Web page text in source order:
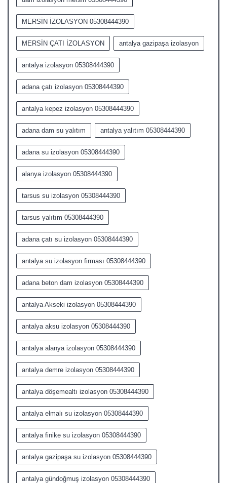
MERSİN İZOLASYON 05308444390
MERSİN ÇATI İZOLASYON antalya gazipaşa izolasyon
antalya izolasyon 05308444390
adana çatı izolasyon 05308444390
antalya kepez izolasyon 05308444390
adana dam su yalıtım antalya yalıtım 05308444390
adana su izolasyon 05308444390
alanya izolasyon 05308444390
tarsus su izolasyon 05308444390
tarsus yalıtım 05308444390
adana çatı su izolasyon 05308444390
antalya su izolasyon firması 05308444390
adana beton dam izolasyon 05308444390
antalya Akseki izolasyon 05308444390
antalya aksu izolasyon 05308444390
antalya alanya izolasyon 05308444390
antalya demre izolasyon 05308444390
antalya döşemealtı izolasyon 05308444390
antalya elmalı su izolasyon 05308444390
antalya finike su izolasyon 05308444390
antalya gazipaşa su izolasyon 05308444390
antalya gündoğmuş izolasyon 05308444390